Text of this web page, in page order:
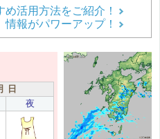
活用方法をご紹介！
報がパワーアップ！
日
夜